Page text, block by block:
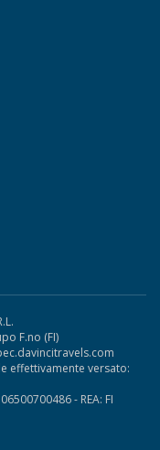
F.no (FI)
effettivamente versato:
- REA: FI